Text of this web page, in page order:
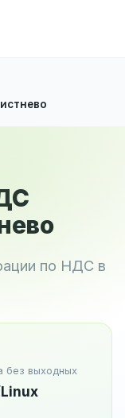
по НДС в
без выходных